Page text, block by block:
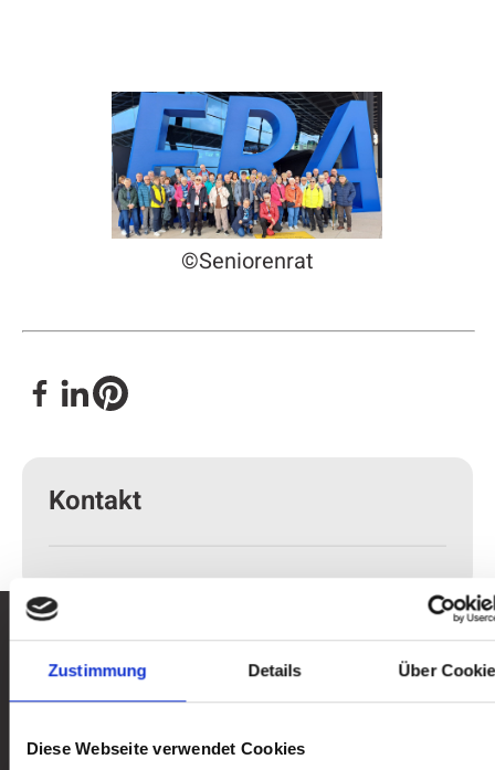
Zustimmung Details Über
Diese Webseite verwendet Cookies
©Seniorenrat
Kontakt
Hier ist immer etwas los!